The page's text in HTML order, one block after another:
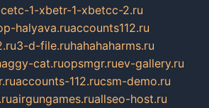
1-xbetr-1-xbetcc-2.ru
halyava.ruaccounts112.ru
3-d-file.ruhahahaharms.ru
cat.ruopsmgr.ruev-gallery.ru
accounts-112.rucsm-demo.ru
airgungames.ruallseo-host.ru